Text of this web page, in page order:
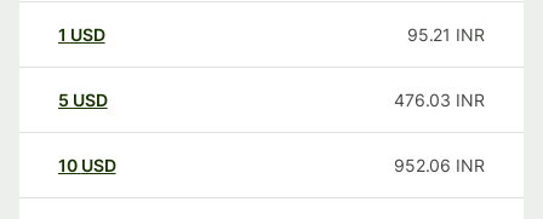
1 USD 95.21 INR
5 USD 476.03 INR
10 USD 952.06 INR